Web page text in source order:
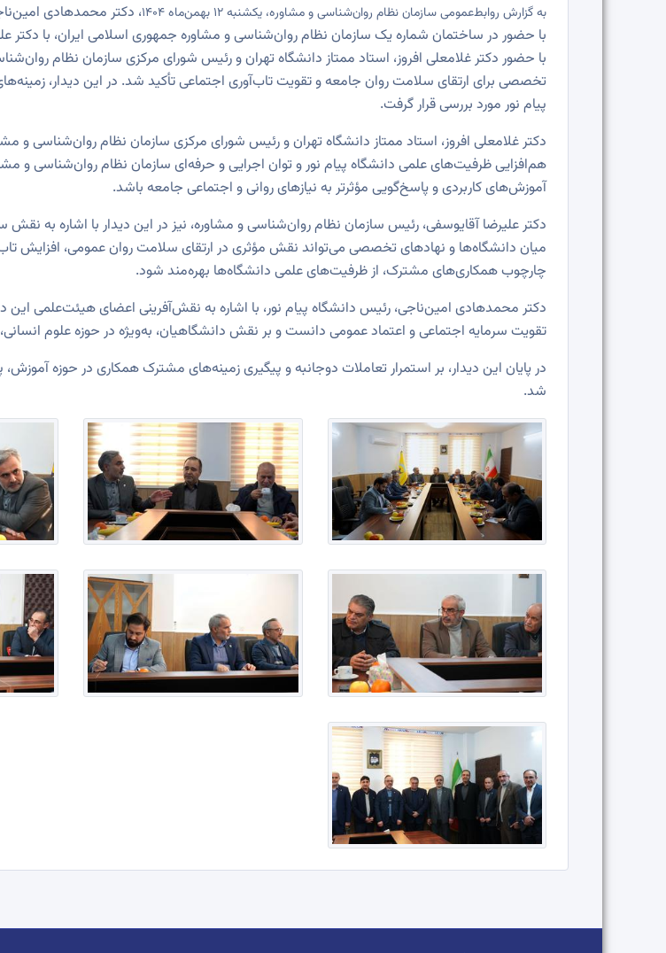
به گزارش روابط‌عمومی سازمان نظام روان‌شناسی و مشاوره، یکشنبه ۱۲ بهمن‌ماه 1404
، دکتر محمدهادی
با حضور در ساختمان شماره یک سازمان نظام روان‌شناسی و مشاوره جمهوری اسلامی ایران، با
با حضور دکتر غلامعلی افروز، استاد ممتاز دانشگاه تهران و رئیس شورای مرکزی سازمان نظام
تخصصی برای ارتقای سلامت روان جامعه و تقویت تاب‌آوری اجتماعی تأکید شد. در این دیدار،
پیام نور مورد بررسی قرار گرفت.
دکتر غلامعلی افروز، استاد ممتاز دانشگاه تهران و رئیس شورای مرکزی سازمان نظام روان‌شناسی و
هم‌افزایی ظرفیت‌های علمی دانشگاه پیام نور و توان اجرایی و حرفه‌ای سازمان نظام روان‌شناسی و
آموزش‌های کاربردی و پاسخ‌گویی مؤثرتر به نیازهای روانی و اجتماعی جامعه باشد.
دکتر علیرضا آقایوسفی، رئیس سازمان نظام روان‌شناسی و مشاوره، نیز در این دیدار با اشاره
میان دانشگاه‌ها و نهادهای تخصصی می‌تواند نقش مؤثری در ارتقای سلامت روان عمومی، افزایش
چارچوب همکاری‌های مشترک، از ظرفیت‌های علمی دانشگاه‌ها بهره‌مند شود.
دکتر محمدهادی امین‌ناجی، رئیس دانشگاه پیام نور، با اشاره به نقش‌آفرینی اعضای هیئت‌علمی
تقویت سرمایه اجتماعی و اعتماد عمومی دانست و بر نقش دانشگاهیان، به‌ویژه در حوزه علوم انسانی،
در پایان این دیدار، بر استمرار تعاملات دوجانبه و پیگیری زمینه‌های مشترک همکاری در حوزه
شد.